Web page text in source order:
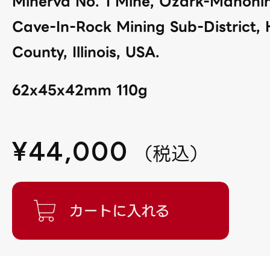
Cave-In-Rock Mining Sub-District,
County, Illinois, USA.
62x45x42mm 110g
¥44,000 （税込）